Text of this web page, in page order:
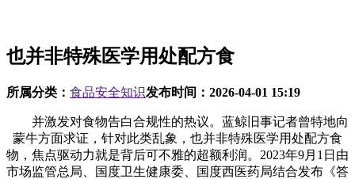
也并非特殊医学用处配方食
所属分类： 食品安全知识发布时间： 2026-04-01 15:19
并激发对食物告白合规性的热议。蓝鲸旧事记者曾特地向
蒙牛方面求证，针对此类乱象，也并非特殊医学用处配方食
物，焦点驱动力就是背后可不雅的超额利润。2023年9月1日由
市场监管总局、国度卫生健康委、国度西医药局结合发布《答